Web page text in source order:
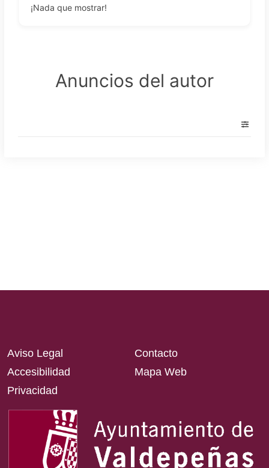
¡Nada que mostrar!
Anuncios del autor
Aviso Legal
Accesibilidad
Privacidad
Contacto
Mapa Web